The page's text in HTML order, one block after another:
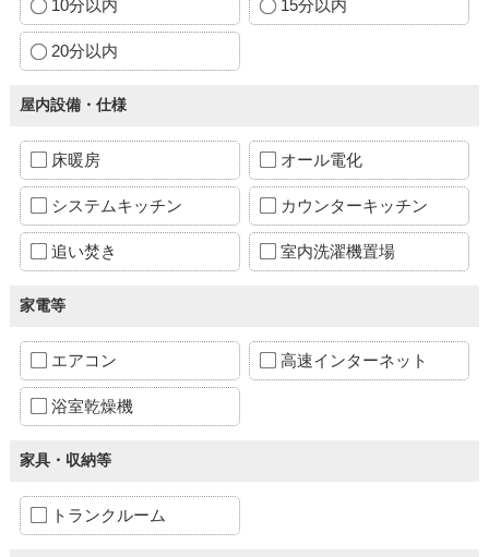
10分以内 15分以内
20分以内
屋内設備・仕様
床暖房 オール電化
システムキッチン カウンターキッチン
追い焚き 室内洗濯機置場
家電等
エアコン 高速インターネット
浴室乾燥機
家具・収納等
トランクルーム